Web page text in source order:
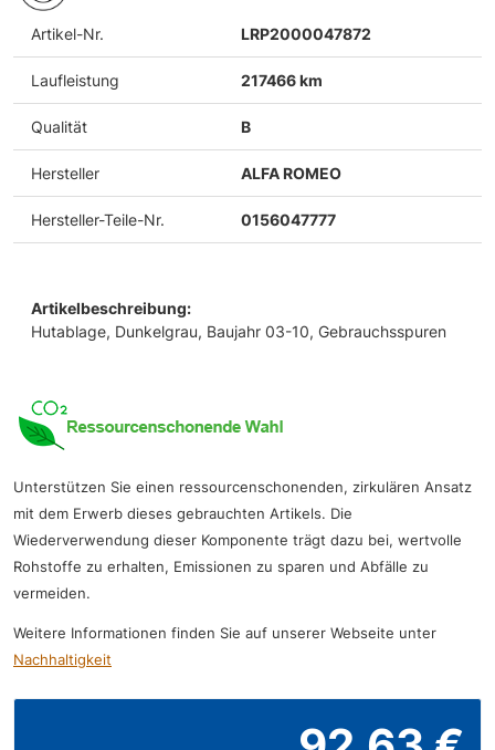
Artikel-Nr. LRP2000047872
Laufleistung 217466 km
Qualität B
Hersteller ALFA ROMEO
Hersteller-Teile-Nr. 0156047777
Artikelbeschreibung:
Hutablage, Dunkelgrau, Baujahr 03-10, Gebrauchsspuren
Unterstützen Sie einen ressourcenschonenden, zirkulären Ansatz
mit dem Erwerb dieses gebrauchten Artikels. Die
Wiederverwendung dieser Komponente trägt dazu bei, wertvolle
Rohstoffe zu erhalten, Emissionen zu sparen und Abfälle zu
vermeiden.
Weitere Informationen finden Sie auf unserer Webseite unter
Nachhaltigkeit